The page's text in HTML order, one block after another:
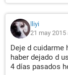
lliyi
21 may 2015
Deje d cuidarme
haber dejado d
4 días pasados